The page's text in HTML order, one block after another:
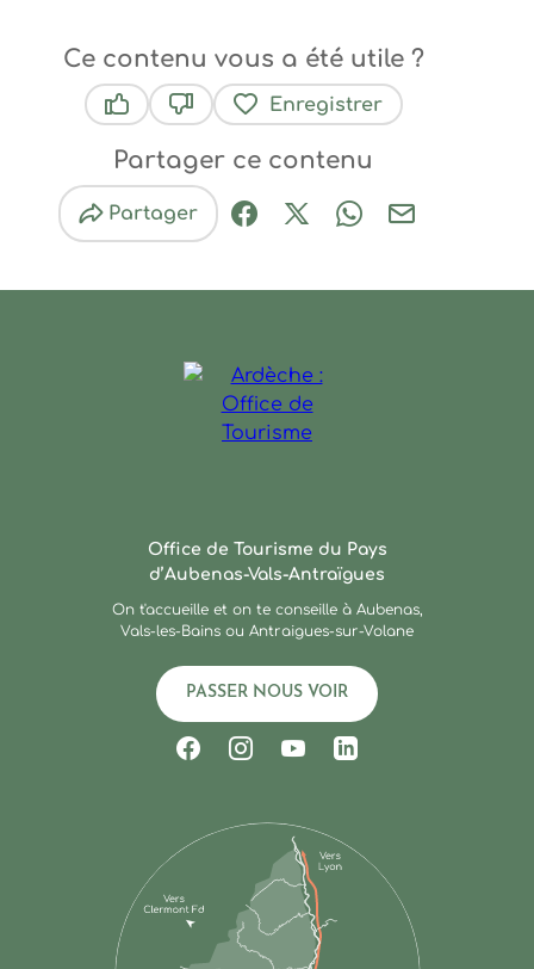
Ce contenu vous a été utile ?
Enregistrer
Partager ce contenu
Partager
Partager sur Facebook
Partager sur X / Twitter
Partager sur
Partager par
Office de Tourisme du Pays
d’Aubenas-Vals-Antraïgues
On t'accueille et on te conseille à Aubenas,
Vals-les-Bains ou Antraigues-sur-Volane
PASSER NOUS VOIR
Suivez-nous sur Facebook
Suivez-nous sur Instagram
Suivez-nous sur
Suivez-nous sur